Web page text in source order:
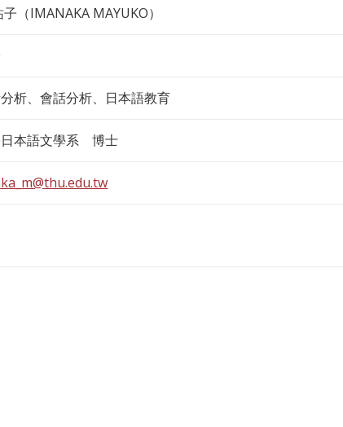
（IMANAKA MAYUKO）
析、會話分析、日本語教育
日本語文學系 博士